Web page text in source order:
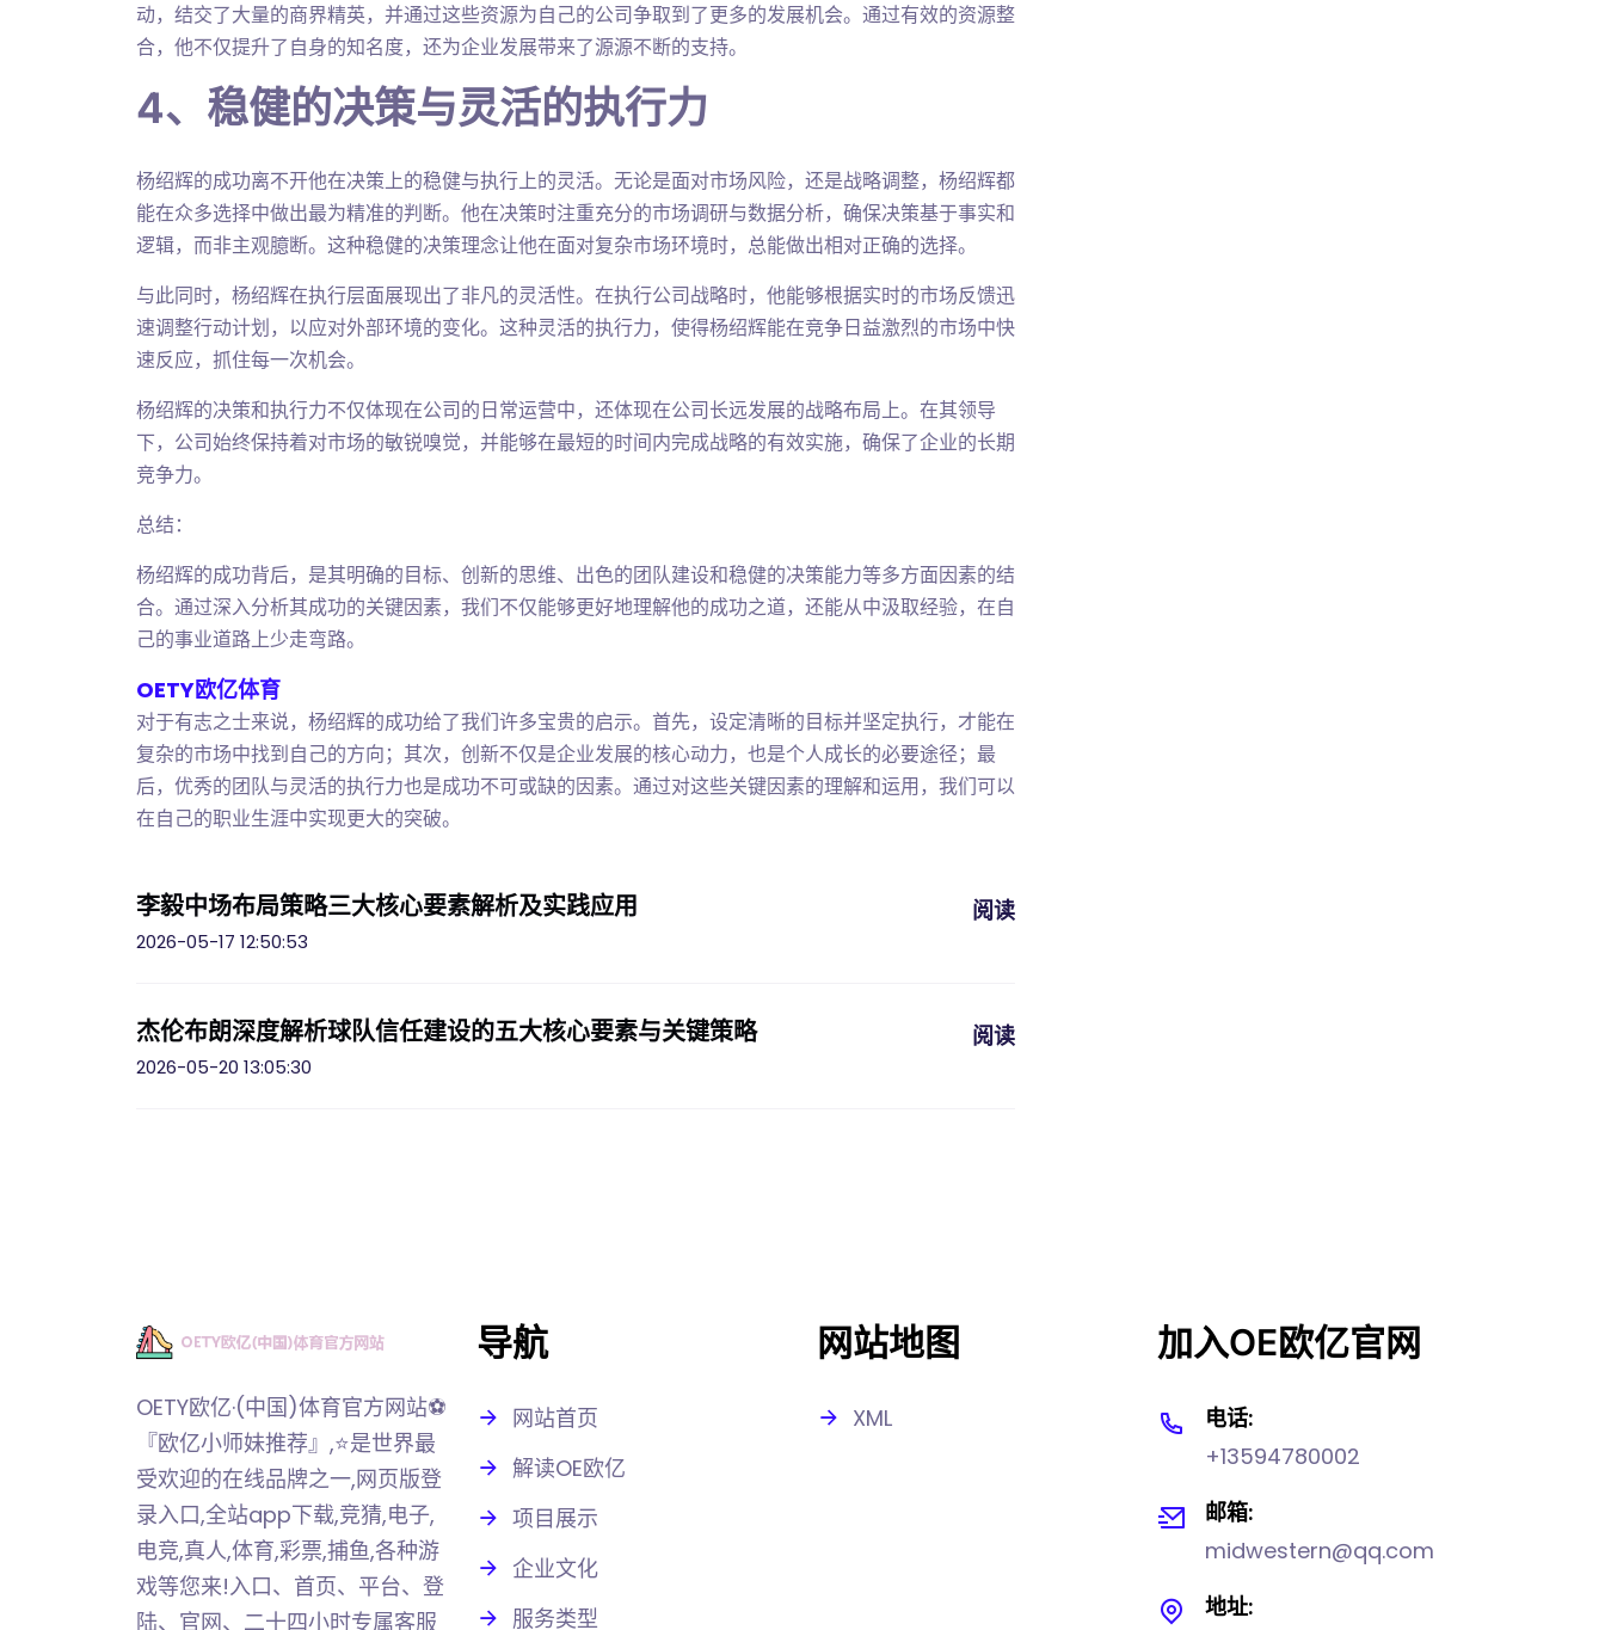
动，结交了大量的商界精英，并通过这些资源为自己的公司争取到了更多的发展机会。通过有效的资源整
合，他不仅提升了自身的知名度，还为企业发展带来了源源不断的支持。
4、稳健的决策与灵活的执行力
杨绍辉的成功离不开他在决策上的稳健与执行上的灵活。无论是面对市场风险，还是战略调整，杨绍辉都
能在众多选择中做出最为精准的判断。他在决策时注重充分的市场调研与数据分析，确保决策基于事实和
逻辑，而非主观臆断。这种稳健的决策理念让他在面对复杂市场环境时，总能做出相对正确的选择。
与此同时，杨绍辉在执行层面展现出了非凡的灵活性。在执行公司战略时，他能够根据实时的市场反馈迅
速调整行动计划，以应对外部环境的变化。这种灵活的执行力，使得杨绍辉能在竞争日益激烈的市场中快
速反应，抓住每一次机会。
杨绍辉的决策和执行力不仅体现在公司的日常运营中，还体现在公司长远发展的战略布局上。在其领导
下，公司始终保持着对市场的敏锐嗅觉，并能够在最短的时间内完成战略的有效实施，确保了企业的长期
竞争力。
总结：
杨绍辉的成功背后，是其明确的目标、创新的思维、出色的团队建设和稳健的决策能力等多方面因素的结
合。通过深入分析其成功的关键因素，我们不仅能够更好地理解他的成功之道，还能从中汲取经验，在自
己的事业道路上少走弯路。
OETY欧亿体育
对于有志之士来说，杨绍辉的成功给了我们许多宝贵的启示。首先，设定清晰的目标并坚定执行，才能在
复杂的市场中找到自己的方向；其次，创新不仅是企业发展的核心动力，也是个人成长的必要途径；最
后，优秀的团队与灵活的执行力也是成功不可或缺的因素。通过对这些关键因素的理解和运用，我们可以
在自己的职业生涯中实现更大的突破。
李毅中场布局策略三大核心要素解析及实践应用
2026-05-17 12:50:53
阅读
杰伦布朗深度解析球队信任建设的五大核心要素与关键策略
2026-05-20 13:05:30
阅读
OETY欧亿·(中国)体育官方网站⚽️
『欧亿小师妹推荐』,⭐️是世界最
受欢迎的在线品牌之一,网页版登
录入口,全站app下载,竞猜,电子,
电竞,真人,体育,彩票,捕鱼,各种游
戏等您来!入口、首页、平台、登
陆、官网、二十四小时专属客服
导航
网站首页
解读OE欧亿
项目展示
企业文化
服务类型
网站地图
XML
加入OE欧亿官网
电话:
+13594780002
邮箱:
midwestern@qq.com
地址: